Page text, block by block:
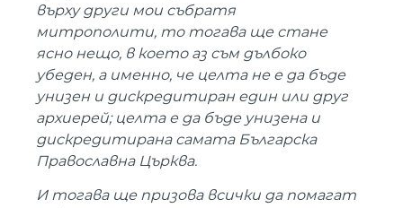
върху други мои събратя
митрополити, то тогава ще стане
ясно нещо, в което аз съм дълбоко
убеден, а именно, че целта не е да бъде
унизен и дискредитиран един или друг
архиерей; целта е да бъде унизена и
дискредитирана самата Българска
Православна Църква.
И тогава ще призова всички да помагат